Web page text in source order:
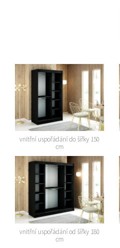
vnitřní uspořádání do šířky 150
cm
vnitřní uspořádání od šířky 180
cm